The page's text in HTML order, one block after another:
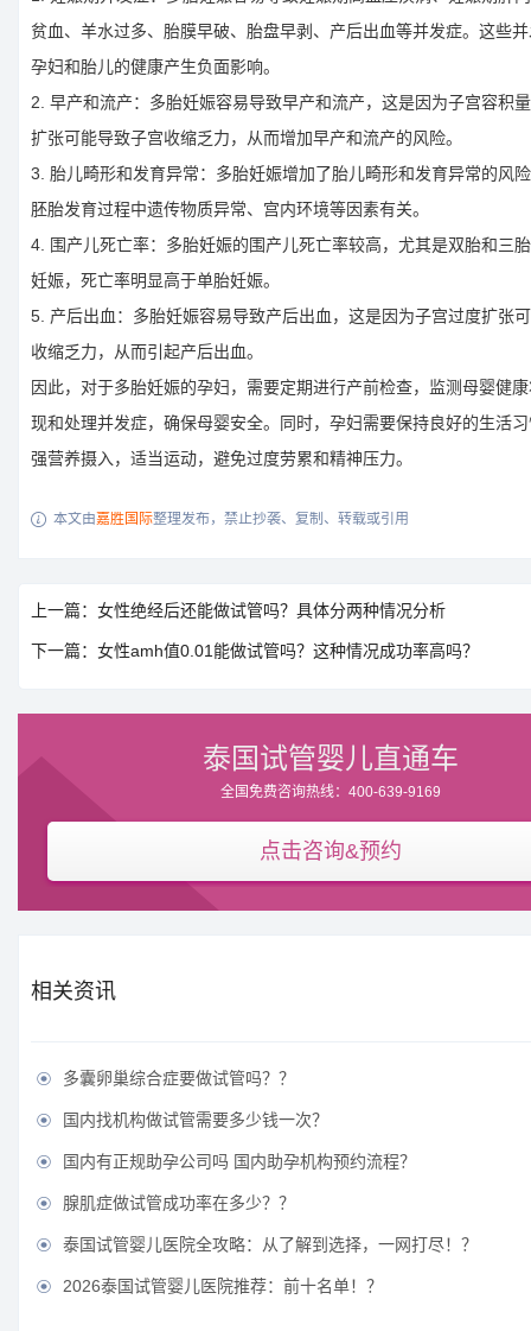
贫血、羊水过多、胎膜早破、胎盘早剥、产后出血等并发症。这些
孕妇和胎儿的健康产生负面影响。
2. 早产和流产：多胎妊娠容易导致早产和流产，这是因为子宫容积
扩张可能导致子宫收缩乏力，从而增加早产和流产的风险。
3. 胎儿畸形和发育异常：多胎妊娠增加了胎儿畸形和发育异常的风
胚胎发育过程中遗传物质异常、宫内环境等因素有关。
4. 围产儿死亡率：多胎妊娠的围产儿死亡率较高，尤其是双胎和三
妊娠，死亡率明显高于单胎妊娠。
5. 产后出血：多胎妊娠容易导致产后出血，这是因为子宫过度扩张
收缩乏力，从而引起产后出血。
因此，对于多胎妊娠的孕妇，需要定期进行产前检查，监测母婴健
现和处理并发症，确保母婴安全。同时，孕妇需要保持良好的生活
强营养摄入，适当运动，避免过度劳累和精神压力。
 本文由嘉胜国际整理发布，禁止抄袭、复制、转载或引用
上一篇：女性绝经后还能做试管吗？具体分两种情况分析
下一篇：女性amh值0.01能做试管吗？这种情况成功率高吗？
泰国试管婴儿直通车
全国免费咨询热线：400-639-9169
点击咨询&预约
相关资讯
 多囊卵巢综合症要做试管吗？？
 国内找机构做试管需要多少钱一次？
 国内有正规助孕公司吗 国内助孕机构预约流程？
 腺肌症做试管成功率在多少？？
 泰国试管婴儿医院全攻略：从了解到选择，一网打尽！？
 2026泰国试管婴儿医院推荐：前十名单！？